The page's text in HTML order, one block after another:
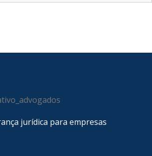
jurídica para empresas